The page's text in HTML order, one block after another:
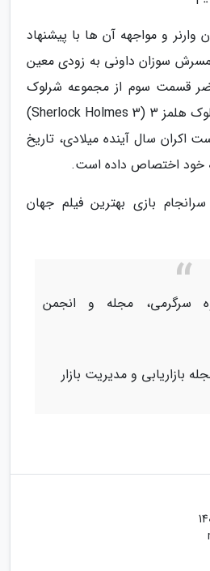
وارنر و مواجهه آن ها با پیشنهاد
سوزان داونی به زودی معین
قسمت سوم از مجموعه شرلوک
هلمز که تحت عنوان شرلوک هلمز 3 (Sherlock Holmes 3)
اکران سال آینده میلادی، تاریخ
بازی بهترین فیلم جهان
سرگرمی، مجله و انجمن
بازاریابی و مدیریت بازار